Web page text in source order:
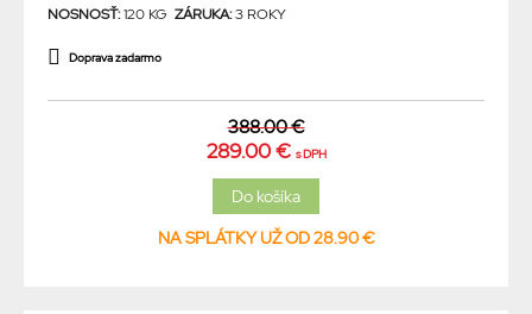
NOSNOSŤ:120 KG ZÁRUKA:3 ROKY
Doprava zadarmo
388.00 €
289.00 € s DPH
NA SPLÁTKY UŽ OD 28.90 €